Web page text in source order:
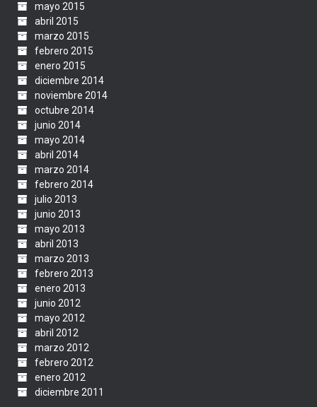
mayo 2015
abril 2015
marzo 2015
febrero 2015
enero 2015
diciembre 2014
noviembre 2014
octubre 2014
junio 2014
mayo 2014
abril 2014
marzo 2014
febrero 2014
julio 2013
junio 2013
mayo 2013
abril 2013
marzo 2013
febrero 2013
enero 2013
junio 2012
mayo 2012
abril 2012
marzo 2012
febrero 2012
enero 2012
diciembre 2011